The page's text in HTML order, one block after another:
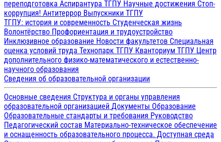
переподготовка Аспирантура ТГПУ Научные достижения Стоп-
коррупция! Антитеррор Выпускники ТГПУ
ТГПУ: история и современность Студенческая жизнь
Волонтёрство Профориентация и трудоустройство
Инклюзивное образование Новости факультетов Специальная
оценка условий труда Технопарк ТГПУ Кванториум ТГПУ Центр
дополнительного физико-математического и естественно-
научного образования
Сведения об образовательной организации
Основные сведения Структура и органы управления
образовательной организацией Документы Образование
Образовательные стандарты и требования Руководство
Педагогический состав Материально-техническое обеспечение
и оснащенность образовательного процесса. Доступная среда